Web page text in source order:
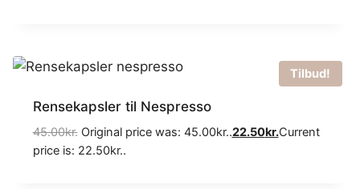
Tilbud!
Rensekapsler til Nespresso
45.00kr. Original price was: 45.00kr..22.50kr.Current
price is: 22.50kr..